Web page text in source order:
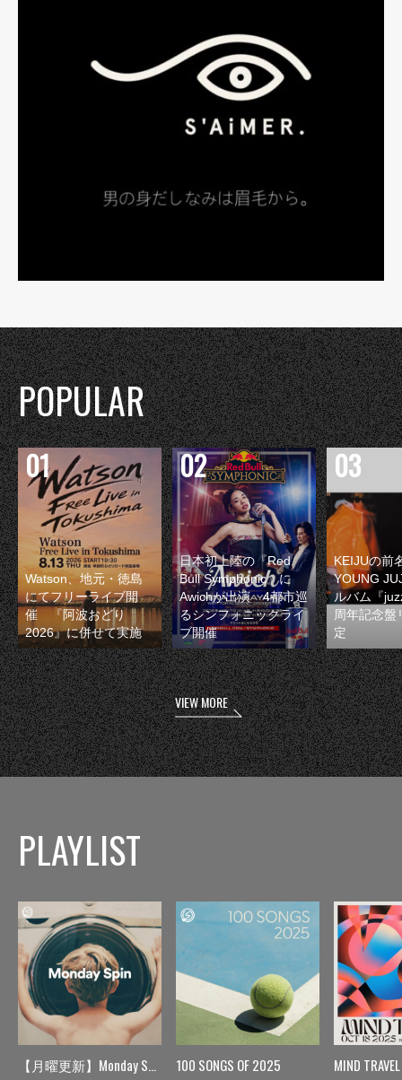
POPULAR
Watson、地元・徳島
にてフリーライブ開
催 『阿波おどり
2026』に併せて実施
日本初上陸の『Red
Bull Symphonic』に
Awichが出演 4都市巡
るシンフォニックライ
ブ開催
KEIJUの前
YOUNG
ルバム『
周年記念盤
定
VIEW MORE
PLAYLIST
【月曜更新】Monday Spin 100 SONGS OF 2025 MIND TRAVEL